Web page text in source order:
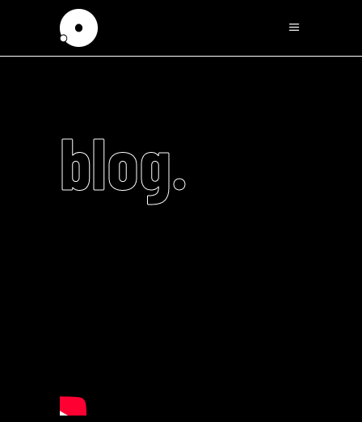
blog.